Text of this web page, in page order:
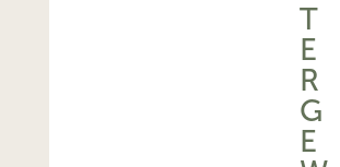
T
E
R
G
E